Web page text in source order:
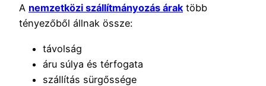
A nemzetközi szállítmányozás áraktöbb
tényezőből állnak össze:
távolság
áru súlya és térfogata
szállítás sürgőssége